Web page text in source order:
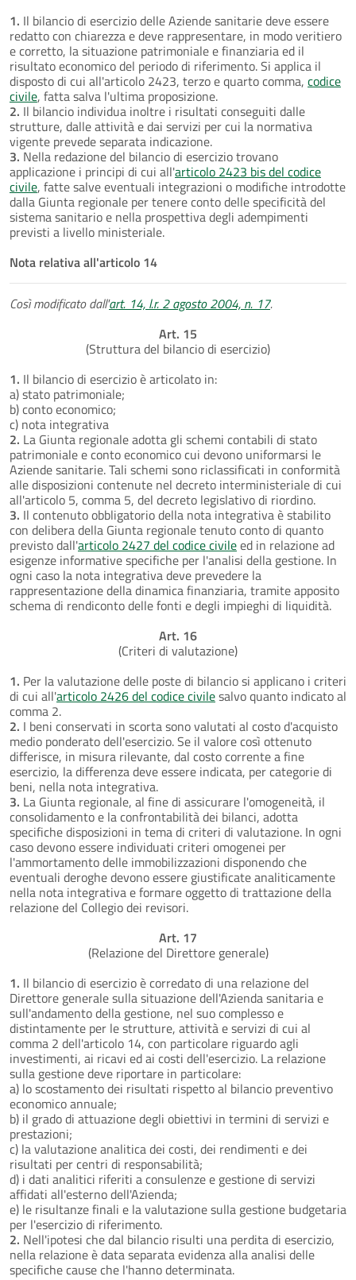
1. Il bilancio di esercizio delle Aziende sanitarie deve essere
redatto con chiarezza e deve rappresentare, in modo veritiero
e corretto, la situazione patrimoniale e finanziaria ed il
risultato economico del periodo di riferimento. Si applica il
disposto di cui all'articolo 2423, terzo e quarto comma, codice
civile, fatta salva l'ultima proposizione.
2. Il bilancio individua inoltre i risultati conseguiti dalle
strutture, dalle attività e dai servizi per cui la normativa
vigente prevede separata indicazione.
3. Nella redazione del bilancio di esercizio trovano
applicazione i principi di cui all'articolo 2423 bis del codice
civile, fatte salve eventuali integrazioni o modifiche introdotte
dalla Giunta regionale per tenere conto delle specificità del
sistema sanitario e nella prospettiva degli adempimenti
previsti a livello ministeriale.
Nota relativa all'articolo 14
Così modificato dall'art. 14, l.r. 2 agosto 2004, n. 17.
Art. 15
(Struttura del bilancio di esercizio)
1. Il bilancio di esercizio è articolato in:
a) stato patrimoniale;
b) conto economico;
c) nota integrativa
2. La Giunta regionale adotta gli schemi contabili di stato
patrimoniale e conto economico cui devono uniformarsi le
Aziende sanitarie. Tali schemi sono riclassificati in conformità
alle disposizioni contenute nel decreto interministeriale di cui
all'articolo 5, comma 5, del decreto legislativo di riordino.
3. Il contenuto obbligatorio della nota integrativa è stabilito
con delibera della Giunta regionale tenuto conto di quanto
previsto dall'articolo 2427 del codice civileed in relazione ad
esigenze informative specifiche per l'analisi della gestione. In
ogni caso la nota integrativa deve prevedere la
rappresentazione della dinamica finanziaria, tramite apposito
schema di rendiconto delle fonti e degli impieghi di liquidità.
Art. 16
(Criteri di valutazione)
1. Per la valutazione delle poste di bilancio si applicano i criteri
di cui all'articolo 2426 del codice civilesalvo quanto indicato al
comma 2.
2. I beni conservati in scorta sono valutati al costo d'acquisto
medio ponderato dell'esercizio. Se il valore così ottenuto
differisce, in misura rilevante, dal costo corrente a fine
esercizio, la differenza deve essere indicata, per categorie di
beni, nella nota integrativa.
3. La Giunta regionale, al fine di assicurare l'omogeneità, il
consolidamento e la confrontabilità dei bilanci, adotta
specifiche disposizioni in tema di criteri di valutazione. In ogni
caso devono essere individuati criteri omogenei per
l'ammortamento delle immobilizzazioni disponendo che
eventuali deroghe devono essere giustificate analiticamente
nella nota integrativa e formare oggetto di trattazione della
relazione del Collegio dei revisori.
Art. 17
(Relazione del Direttore generale)
1. Il bilancio di esercizio è corredato di una relazione del
Direttore generale sulla situazione dell'Azienda sanitaria e
sull'andamento della gestione, nel suo complesso e
distintamente per le strutture, attività e servizi di cui al
comma 2 dell'articolo 14, con particolare riguardo agli
investimenti, ai ricavi ed ai costi dell'esercizio. La relazione
sulla gestione deve riportare in particolare:
a) lo scostamento dei risultati rispetto al bilancio preventivo
economico annuale;
b) il grado di attuazione degli obiettivi in termini di servizi e
prestazioni;
c) la valutazione analitica dei costi, dei rendimenti e dei
risultati per centri di responsabilità;
d) i dati analitici riferiti a consulenze e gestione di servizi
affidati all'esterno dell'Azienda;
e) le risultanze finali e la valutazione sulla gestione budgetaria
per l'esercizio di riferimento.
2. Nell'ipotesi che dal bilancio risulti una perdita di esercizio,
nella relazione è data separata evidenza alla analisi delle
specifiche cause che l'hanno determinata.